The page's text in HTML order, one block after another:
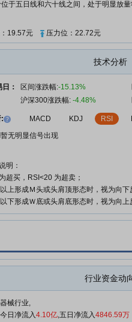
的公告
份有限
事独立性
有限公
份有限公
份有限
于五日线和六十线之间，处于明显放
19.57元 压力位：22.72元
技术分析
： 区间涨跌幅:-15.13%
沪深300涨跌幅: -4.48%
MACD KDJ RSI
无明显信号出现
明：
超买，RSI<20 为超卖；
上形成Ｍ头或头肩顶形态时，视为向下
下形成Ｗ底或头肩底形态时，视为向上
行业资金动
械行业,
日净流入4.10亿,五日净流入4846.59万